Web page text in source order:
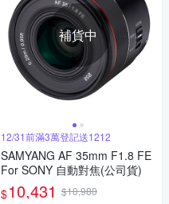
補貨中
12/31前滿3萬登記送1212
SAMYANG AF 35mm F1.8 FE
For SONY 自動對焦(公司貨)
$10,431 $10,980